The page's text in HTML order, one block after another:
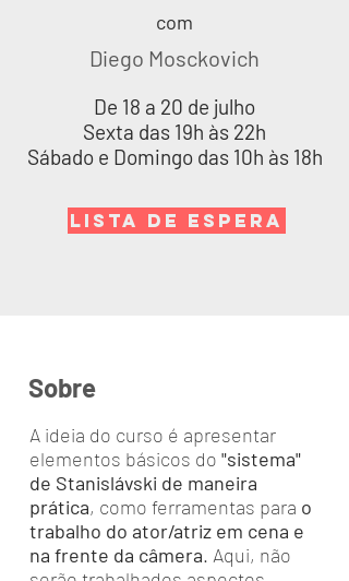
com
Diego Mosckovich
De 18 a 20 de julho
Sexta das 19h às 22h
Sábado e Domingo das 10h às 18h
LISTA DE ESPERA
Sobre
A ideia do curso é apresentar
elementos básicos do "sistema"
de Stanislávski de maneira
prática, como ferramentas para o
trabalho do ator/atriz em cena e
na frente da câmera. Aqui, não